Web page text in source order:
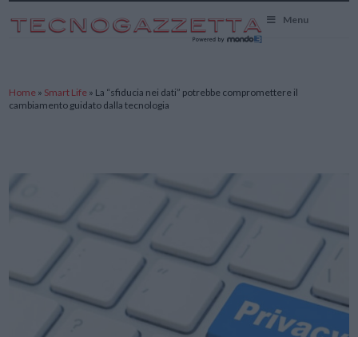
Menu
Home » Smart Life » La “sfiducia nei dati” potrebbe compromettere il
cambiamento guidato dalla tecnologia